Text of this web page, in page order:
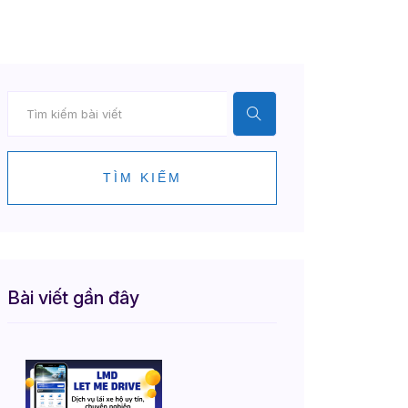
TÌM KIẾM
Bài viết gần đây